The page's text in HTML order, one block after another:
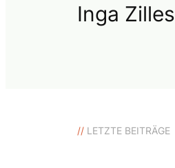
Inga Zilles
// LETZTE BEITRÄGE